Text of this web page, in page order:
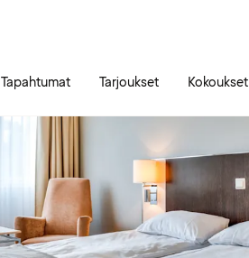
Tapahtumat Tarjoukset Kokoukset